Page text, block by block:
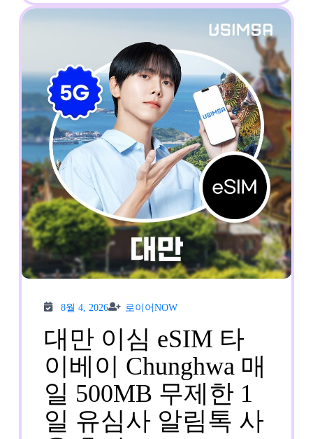
제
보
니
트
뱅
크
로
컬
망
후
기
8월 4, 2026
4,
2026
로이어NOW
어
NOW
대만 이심 eSIM 타
이베이 Chunghwa 매
일 500MB 무제한 1
일 유심사 알림톡 사